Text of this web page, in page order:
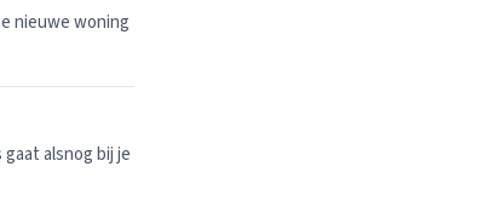
nieuwe woning
alsnog bij je